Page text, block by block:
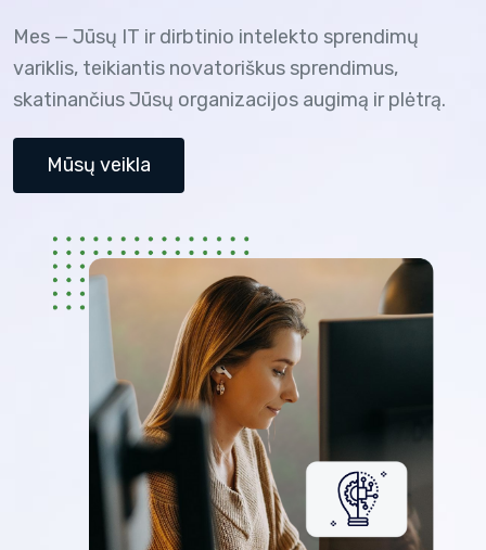
Mes — Jūsų IT ir dirbtinio intelekto sprendimų
variklis, teikiantis novatoriškus sprendimus,
skatinančius Jūsų organizacijos augimą ir plėtrą.
Mūsų veikla